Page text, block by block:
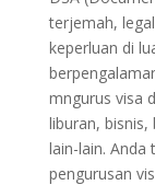
terjemah,
keperluan di
mngurus visa
liburan, bisnis,
lain-lain. Anda
pengurusan